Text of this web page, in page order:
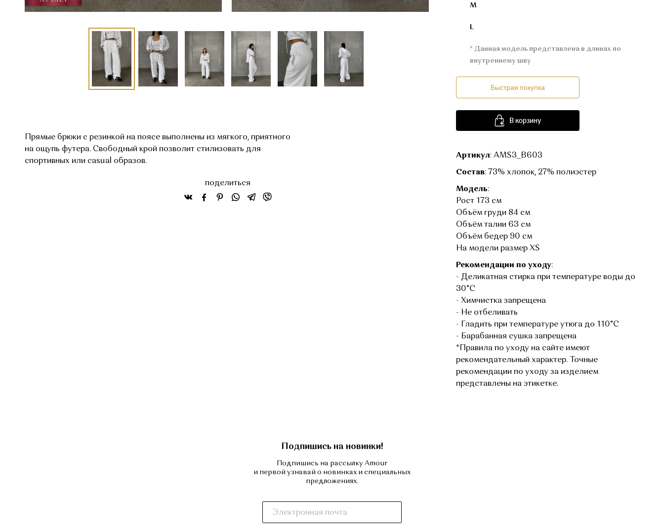
Прямые брюки с резинкой на поясе выполнены из мягкого, приятного
на ощупь футера. Свободный крой позволит стилизовать для
спортивных или сasual образов.
поделиться
Артикул: AMS3_B603
Состав: 73% хлопок, 27% полиэстер
Модель:
Рост 173 см
Объём груди 84 см
Объём талии 63 см
Объём бедер 90 см
На модели размер XS
Рекомендации по уходу:
- Деликатная стирка при температуре воды до
30°C
- Химчистка запрещена
- Не отбеливать
- Гладить при температуре утюга до 110°C
- Барабанная сушка запрещена
*Правила по уходу на сайте имеют
рекомендательный характер. Точные
рекомендации по уходу за изделием
представлены на этикетке.
M
L
* Данная модель представлена в длинах по
внутреннему шву
Быстрая покупка
В корзину
Подпишись на новинки!
Подпишись на рассылку Amour
и первой узнавай о новинках и специальных
предложениях.